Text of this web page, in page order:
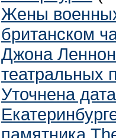
Жены
британском
Джона
театральных
Уточнена
памятника